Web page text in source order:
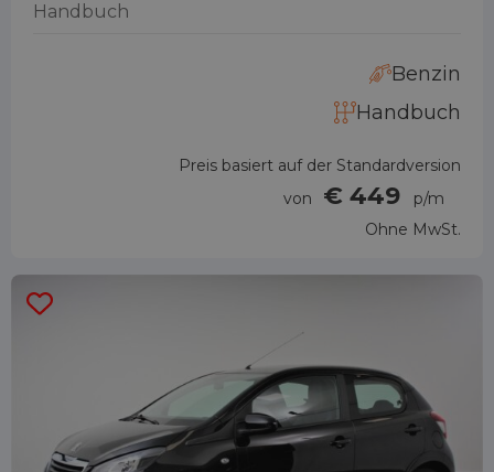
Handbuch
Benzin
Handbuch
Preis basiert auf der Standardversion
von
€ 449
p/m
Ohne MwSt.